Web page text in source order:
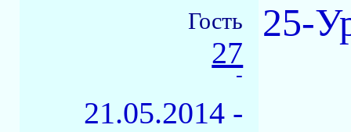
Гость
27
-
21.05.2014 -
25-